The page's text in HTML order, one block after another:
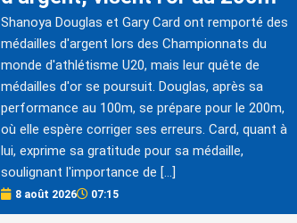
Shanoya Douglas et Gary Card ont remporté des
médailles d'argent lors des Championnats du
monde d'athlétisme U20, mais leur quête de
médailles d'or se poursuit. Douglas, après sa
performance au 100m, se prépare pour le 200m,
où elle espère corriger ses erreurs. Card, quant à
lui, exprime sa gratitude pour sa médaille,
soulignant l'importance de […]
8 août 2026 07:15